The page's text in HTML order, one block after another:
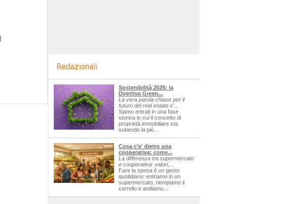
Redazionali
Sostenibilità 2026: la
Direttiva Green...
La vera parola chiave per il
futuro del real estate e'...
Siamo entrati in una fase
storica in cui il concetto di
proprietà immobiliare sta
subendo la più...
Cosa c'e' dietro una
cooperativa: come...
La differenza tra supermercato
e cooperativa: valori,...
Fare la spesa è un gesto
quotidiano: entriamo in un
supermercato, riempiamo il
carrello e andiamo...